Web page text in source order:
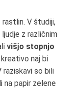
V študiji,
z različnim
višjo stopnjo
naj bi
so bili
na papir zelene